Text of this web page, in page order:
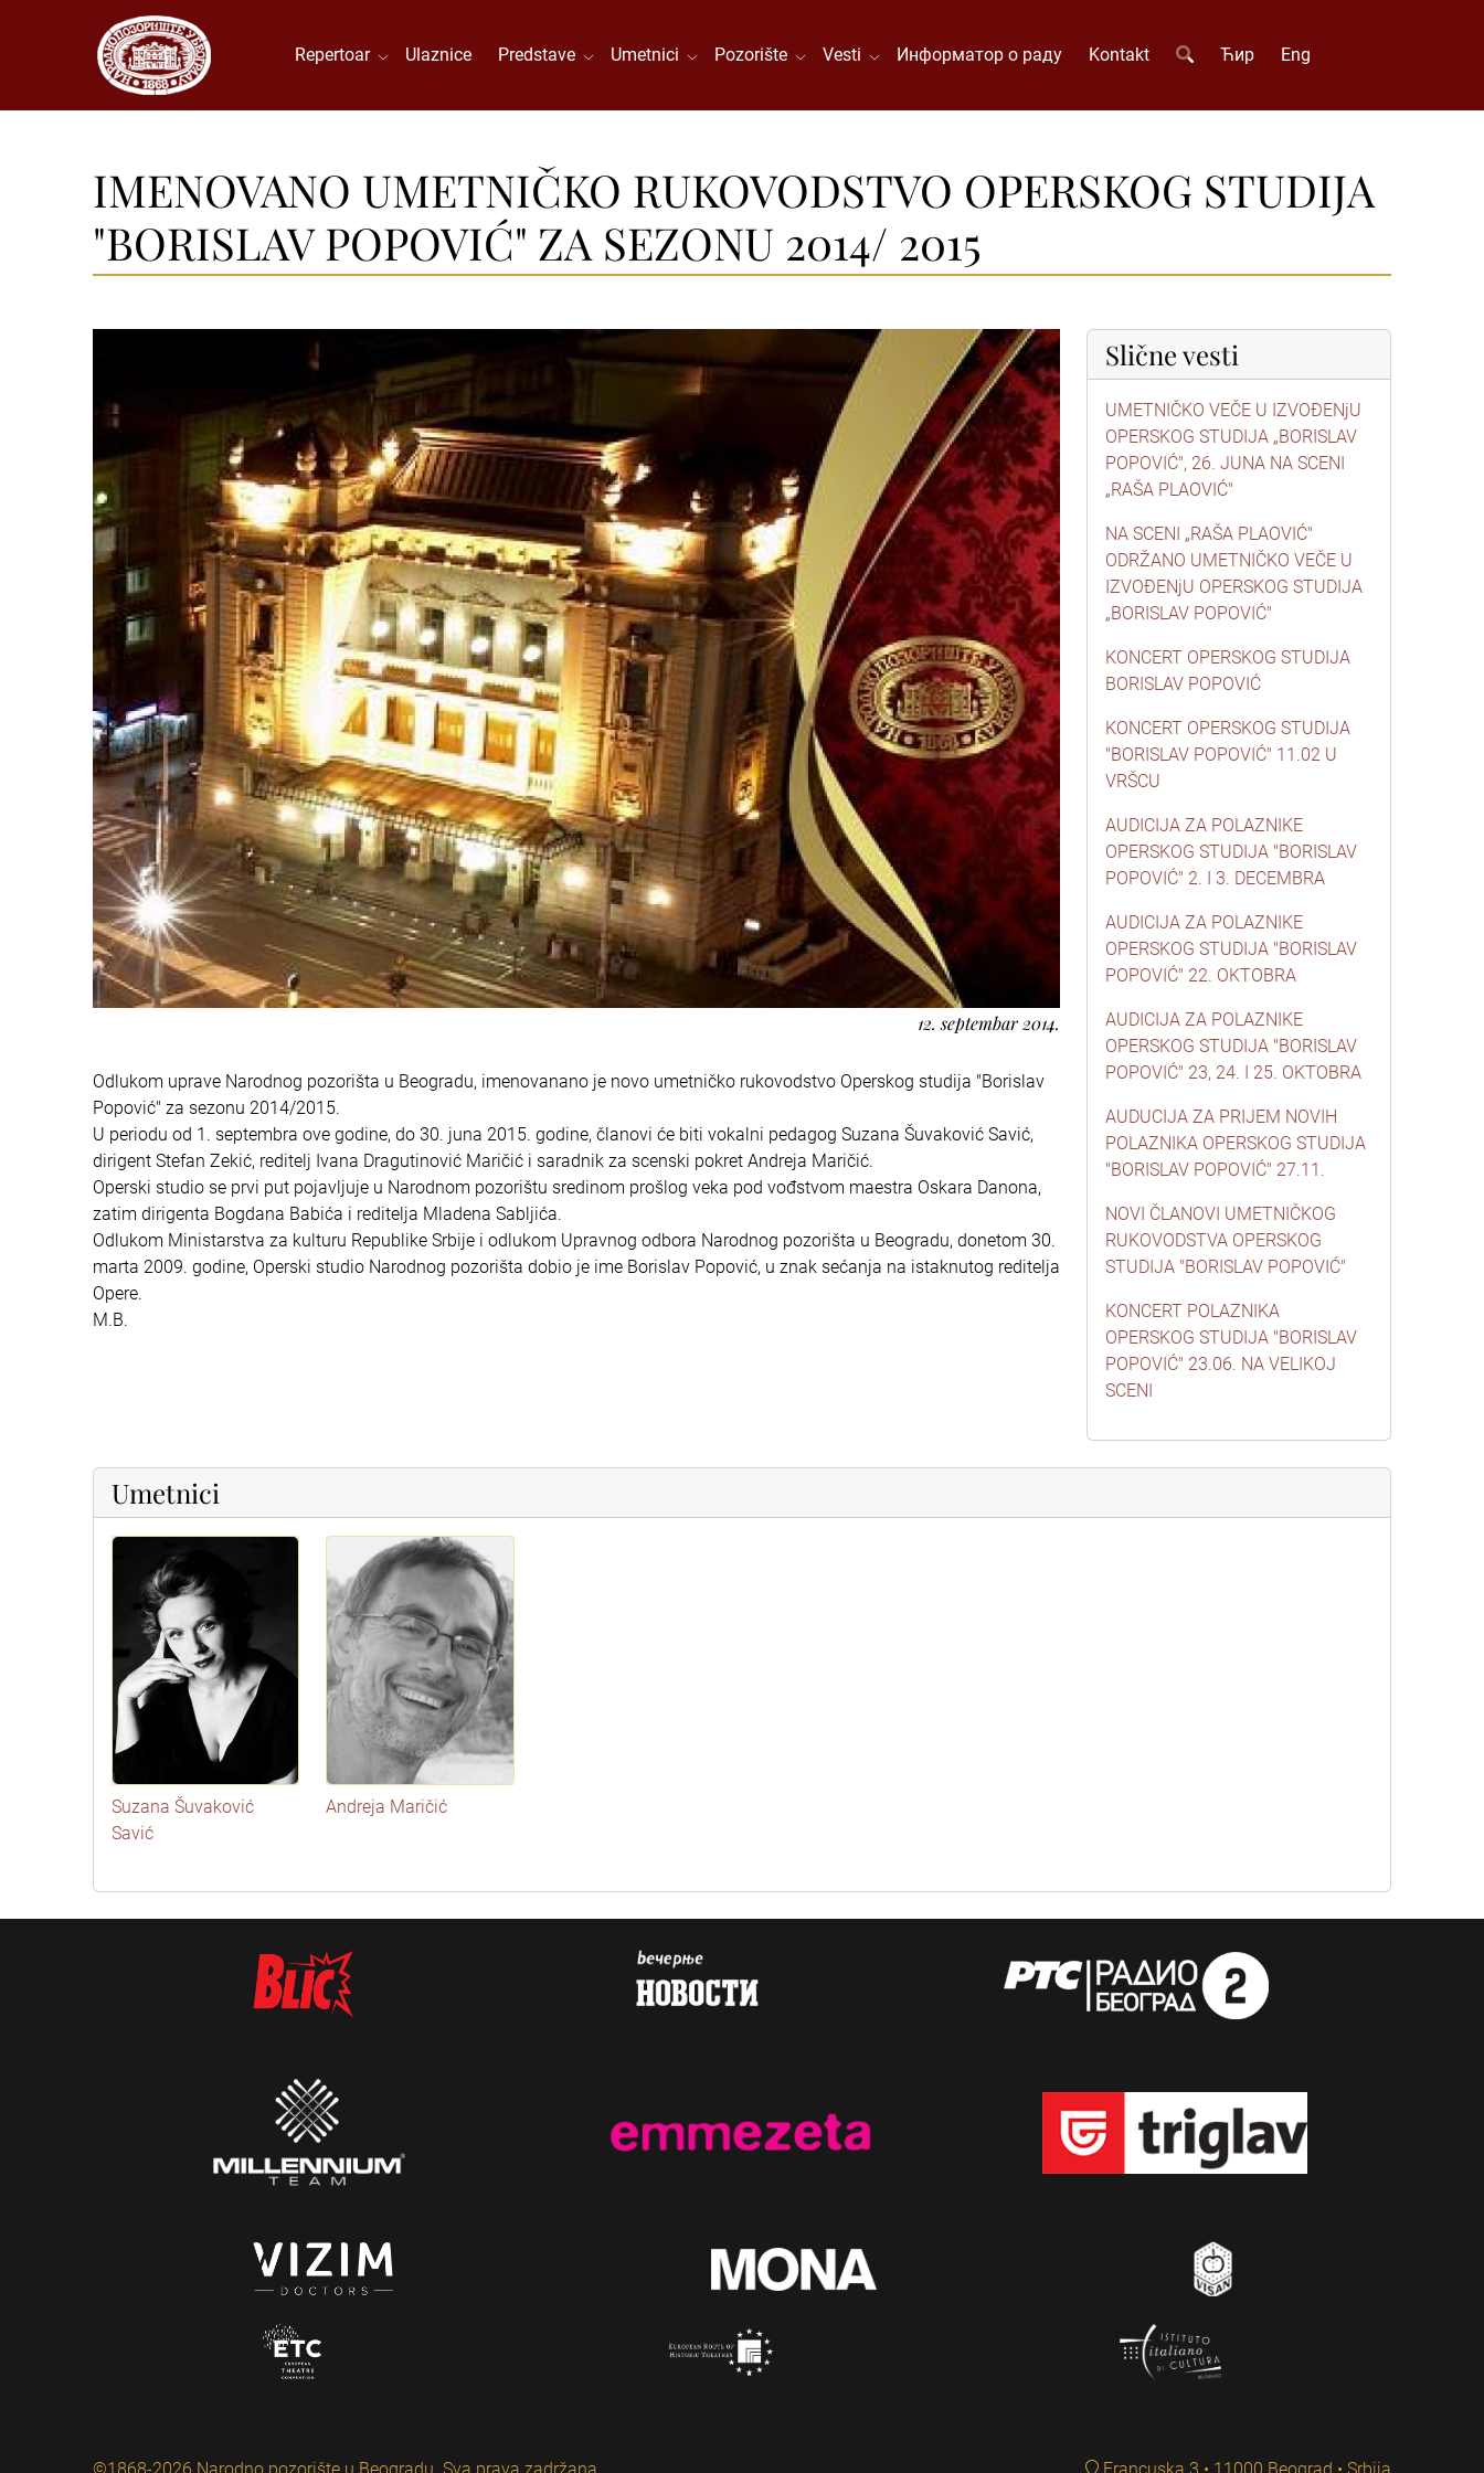
Repertoar Ulaznice Predstave Umetnici Pozorište Vesti Информатор о раду Kontakt Ћир Eng
IMENOVANO UMETNIČKO RUKOVODSTVO OPERSKOG STUDIJA
"BORISLAV POPOVIĆ" ZA SEZONU 2014/ 2015
12. septembar 2014.
Odlukom uprave Narodnog pozorišta u Beogradu, imenovanano je novo umetničko rukovodstvo Operskog studija "Borislav
Popović" za sezonu 2014/2015.
U periodu od 1. septembra ove godine, do 30. juna 2015. godine, članovi će biti vokalni pedagog Suzana Šuvaković Savić,
dirigent Stefan Zekić, reditelj Ivana Dragutinović Maričić i saradnik za scenski pokret Andreja Maričić.
Operski studio se prvi put pojavljuje u Narodnom pozorištu sredinom prošlog veka pod vođstvom maestra Oskara Danona,
zatim dirigenta Bogdana Babića i reditelja Mladena Sabljića.
Odlukom Ministarstva za kulturu Republike Srbije i odlukom Upravnog odbora Narodnog pozorišta u Beogradu, donetom 30.
marta 2009. godine, Operski studio Narodnog pozorišta dobio je ime Borislav Popović, u znak sećanja na istaknutog reditelja
Opere.
M.B.
Slične vesti
UMETNIČKO VEČE U IZVOĐENjU
OPERSKOG STUDIJA „BORISLAV
POPOVIĆ", 26. JUNA NA SCENI
„RAŠA PLAOVIĆ"
NA SCENI „RAŠA PLAOVIĆ"
ODRŽANO UMETNIČKO VEČE U
IZVOĐENjU OPERSKOG STUDIJA
„BORISLAV POPOVIĆ"
KONCERT OPERSKOG STUDIJA
BORISLAV POPOVIĆ
KONCERT OPERSKOG STUDIJA
"BORISLAV POPOVIĆ" 11.02 U
VRŠCU
AUDICIJA ZA POLAZNIKE
OPERSKOG STUDIJA "BORISLAV
POPOVIĆ" 2. I 3. DECEMBRA
AUDICIJA ZA POLAZNIKE
OPERSKOG STUDIJA "BORISLAV
POPOVIĆ" 22. OKTOBRA
AUDICIJA ZA POLAZNIKE
OPERSKOG STUDIJA "BORISLAV
POPOVIĆ" 23, 24. I 25. OKTOBRA
AUDUCIJA ZA PRIJEM NOVIH
POLAZNIKA OPERSKOG STUDIJA
"BORISLAV POPOVIĆ" 27.11.
NOVI ČLANOVI UMETNIČKOG
RUKOVODSTVA OPERSKOG
STUDIJA "BORISLAV POPOVIĆ"
KONCERT POLAZNIKA
OPERSKOG STUDIJA "BORISLAV
POPOVIĆ" 23.06. NA VELIKOJ
SCENI
Umetnici
Suzana Šuvaković
Savić
Andreja Maričić